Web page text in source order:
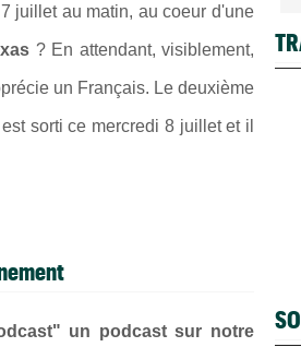
juillet au matin, au coeur d'une
? En attendant, visiblement,
un Français. Le deuxième
sorti ce mercredi 8 juillet et il
un podcast sur notre